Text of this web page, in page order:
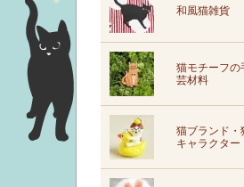
和風猫雑貨
猫モチーフの
芸材料
猫ブランド・
キャラクター